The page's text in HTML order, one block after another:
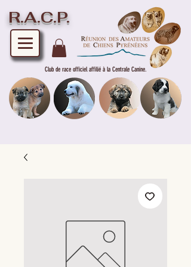
R.A.C.P.
Club de race officiel affilié à la Centrale Canine.